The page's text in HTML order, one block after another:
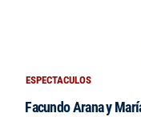
ESPECTACULOS
Facundo Arana y